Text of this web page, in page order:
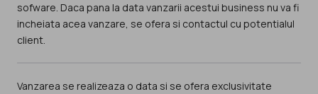
sofware. Daca pana la data vanzarii acestui business nu va fi
incheiata acea vanzare, se ofera si contactul cu potentialul
client.
Vanzarea se realizeaza o data si se ofera exclusivitate